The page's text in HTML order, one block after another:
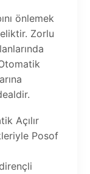
önlemek
Zorlu
Açılır
Posof